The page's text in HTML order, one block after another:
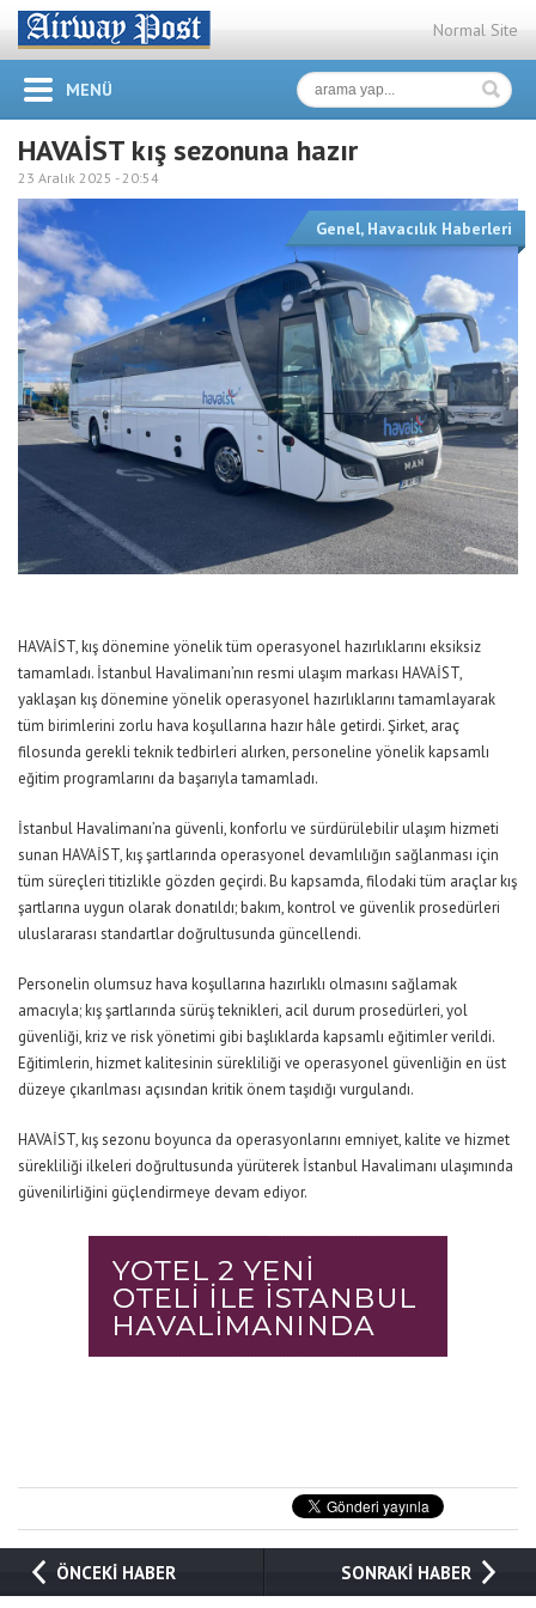
Normal Site
MENÜ
HAVAİST kış sezonuna hazır
23 Aralık 2025 -20:54
Genel, Havacılık Haberleri
HAVAİST, kış dönemine yönelik tüm operasyonel hazırlıklarını eksiksiz
tamamladı. İstanbul Havalimanı’nın resmi ulaşım markası HAVAİST,
yaklaşan kış dönemine yönelik operasyonel hazırlıklarını tamamlayarak
tüm birimlerini zorlu hava koşullarına hazır hâle getirdi. Şirket, araç
filosunda gerekli teknik tedbirleri alırken, personeline yönelik kapsamlı
eğitim programlarını da başarıyla tamamladı.
İstanbul Havalimanı’na güvenli, konforlu ve sürdürülebilir ulaşım hizmeti
sunan HAVAİST, kış şartlarında operasyonel devamlılığın sağlanması için
tüm süreçleri titizlikle gözden geçirdi. Bu kapsamda, filodaki tüm araçlar kış
şartlarına uygun olarak donatıldı; bakım, kontrol ve güvenlik prosedürleri
uluslararası standartlar doğrultusunda güncellendi.
Personelin olumsuz hava koşullarına hazırlıklı olmasını sağlamak
amacıyla; kış şartlarında sürüş teknikleri, acil durum prosedürleri, yol
güvenliği, kriz ve risk yönetimi gibi başlıklarda kapsamlı eğitimler verildi.
Eğitimlerin, hizmet kalitesinin sürekliliği ve operasyonel güvenliğin en üst
düzeye çıkarılması açısından kritik önem taşıdığı vurgulandı.
HAVAİST, kış sezonu boyunca da operasyonlarını emniyet, kalite ve hizmet
sürekliliği ilkeleri doğrultusunda yürüterek İstanbul Havalimanı ulaşımında
güvenilirliğini güçlendirmeye devam ediyor.
ÖNCEKİ HABER SONRAKİ HABER